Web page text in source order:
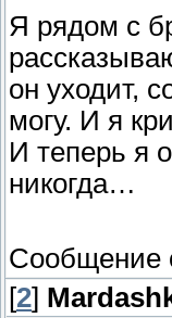
Я рядом с
он уходит,
могу. И я
И теперь я
никогда…
Сообщение
[2]